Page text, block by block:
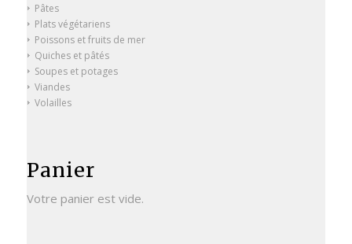
Pâtes
Plats végétariens
Poissons et fruits de mer
Quiches et pâtés
Soupes et potages
Viandes
Volailles
Panier
Votre panier est vide.